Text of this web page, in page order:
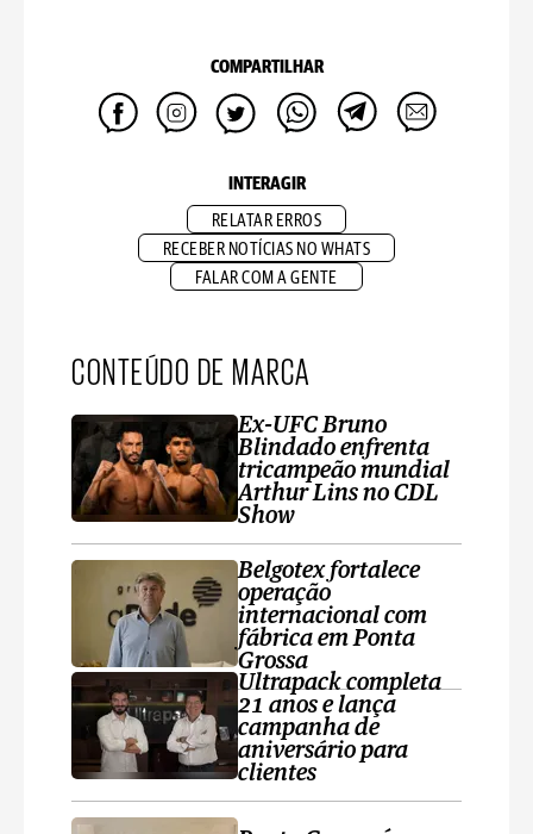
COMPARTILHAR
INTERAGIR
RELATAR ERROS
RECEBER NOTÍCIAS NO WHATS
FALAR COM A GENTE
CONTEÚDO DE MARCA
Ex-UFC Bruno
Blindado enfrenta
tricampeão mundial
Arthur Lins no CDL
Show
Belgotex fortalece
operação
internacional com
fábrica em Ponta
Grossa
Ultrapack completa
21 anos e lança
campanha de
aniversário para
clientes